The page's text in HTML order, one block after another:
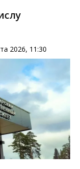
2026, 11:30